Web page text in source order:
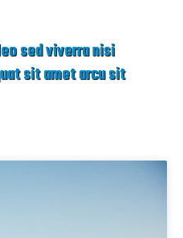
sed viverra nisi
sit amet arcu sit